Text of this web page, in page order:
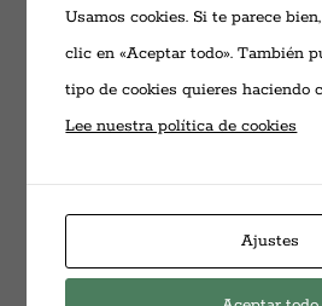
formularios y demás información sobre
Los datos que tratamos en el despacho
7. ¿Dónde reclamar en caso de
Usamos cookies. Si te parece
clic en «Aceptar todo». También
tipo de cookies quieres haciendo
Lee nuestra política de cookies
Ajustes